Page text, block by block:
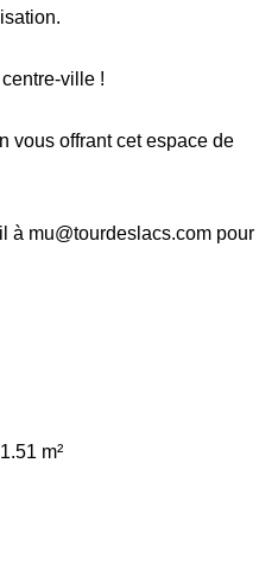
ville !
vous offrant cet espace de
à mu@tourdeslacs.com pour
m²